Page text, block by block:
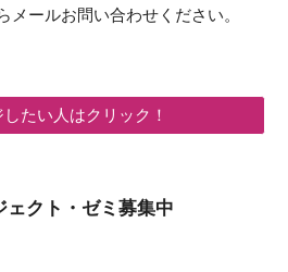
メールお問い合わせください。
たい人はクリック！
ェクト・ゼミ募集中